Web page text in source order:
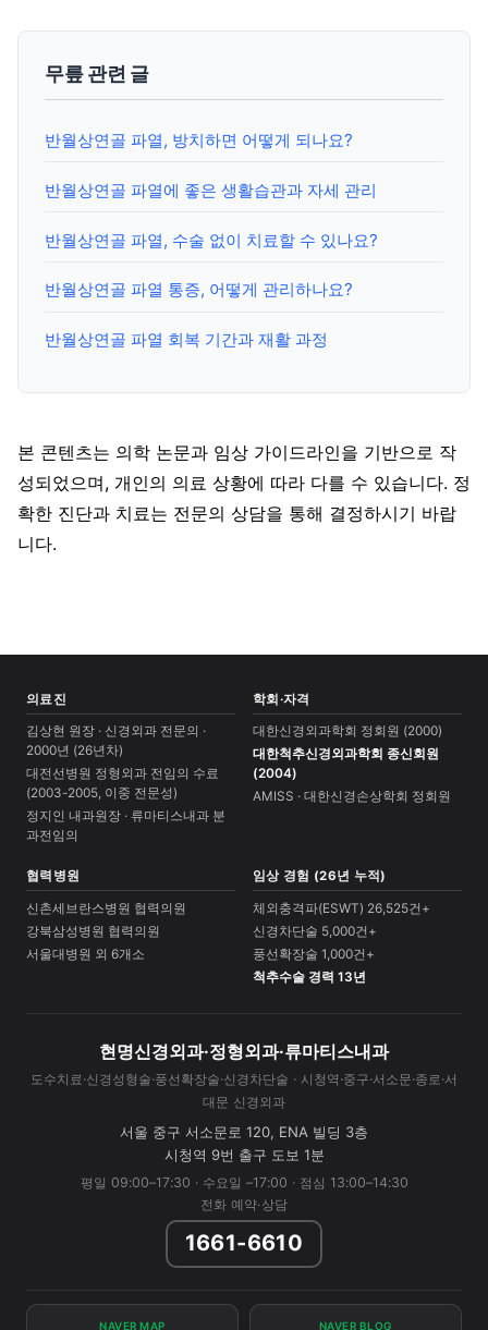
무릎 관련 글
반월상연골 파열, 방치하면 어떻게 되나요?
반월상연골 파열에 좋은 생활습관과 자세 관리
반월상연골 파열, 수술 없이 치료할 수 있나요?
반월상연골 파열 통증, 어떻게 관리하나요?
반월상연골 파열 회복 기간과 재활 과정
본 콘텐츠는 의학 논문과 임상 가이드라인을 기반으로 작
성되었으며, 개인의 의료 상황에 따라 다를 수 있습니다. 정
확한 진단과 치료는 전문의 상담을 통해 결정하시기 바랍
니다.
의료진
김상현 원장 · 신경외과 전문의 ·
2000년 (26년차)
대전선병원 정형외과 전임의 수료
(2003-2005, 이중 전문성)
정지인 내과원장 · 류마티스내과 분
과전임의
학회·자격
대한신경외과학회 정회원 (2000)
대한척추신경외과학회 종신회원
(2004)
AMISS · 대한신경손상학회 정회원
협력병원
신촌세브란스병원 협력의원
강북삼성병원 협력의원
서울대병원 외 6개소
임상 경험 (26년 누적)
체외충격파(ESWT) 26,525건+
신경차단술 5,000건+
풍선확장술 1,000건+
척추수술 경력 13년
현명신경외과·정형외과·류마티스내과
도수치료·신경성형술·풍선확장술·신경차단술 · 시청역·중구·서소문·종로·서
대문 신경외과
서울 중구 서소문로 120, ENA 빌딩 3층
시청역 9번 출구 도보 1분
평일 09:00–17:30 · 수요일 –17:00 · 점심 13:00–14:30
전화 예약·상담
1661-6610
NAVER MAP NAVER BLOG